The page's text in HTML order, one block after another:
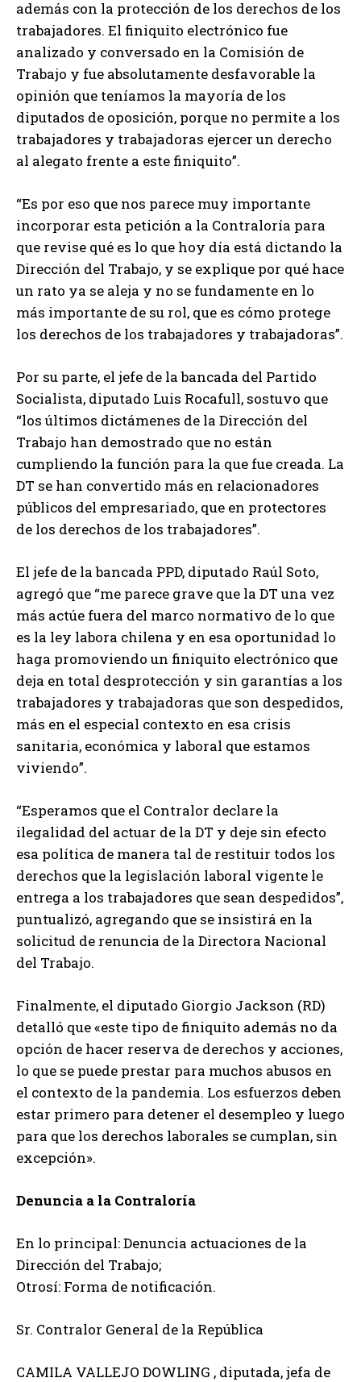
además con la protección de los derechos de los
trabajadores. El finiquito electrónico fue
analizado y conversado en la Comisión de
Trabajo y fue absolutamente desfavorable la
opinión que teníamos la mayoría de los
diputados de oposición, porque no permite a los
trabajadores y trabajadoras ejercer un derecho
al alegato frente a este finiquito”.
“Es por eso que nos parece muy importante
incorporar esta petición a la Contraloría para
que revise qué es lo que hoy día está dictando la
Dirección del Trabajo, y se explique por qué hace
un rato ya se aleja y no se fundamente en lo
más importante de su rol, que es cómo protege
los derechos de los trabajadores y trabajadoras”.
Por su parte, el jefe de la bancada del Partido
Socialista, diputado Luis Rocafull, sostuvo que
“los últimos dictámenes de la Dirección del
Trabajo han demostrado que no están
cumpliendo la función para la que fue creada. La
DT se han convertido más en relacionadores
públicos del empresariado, que en protectores
de los derechos de los trabajadores”.
El jefe de la bancada PPD, diputado Raúl Soto,
agregó que “me parece grave que la DT una vez
más actúe fuera del marco normativo de lo que
es la ley labora chilena y en esa oportunidad lo
haga promoviendo un finiquito electrónico que
deja en total desprotección y sin garantías a los
trabajadores y trabajadoras que son despedidos,
más en el especial contexto en esa crisis
sanitaria, económica y laboral que estamos
viviendo”.
“Esperamos que el Contralor declare la
ilegalidad del actuar de la DT y deje sin efecto
esa política de manera tal de restituir todos los
derechos que la legislación laboral vigente le
entrega a los trabajadores que sean despedidos”,
puntualizó, agregando que se insistirá en la
solicitud de renuncia de la Directora Nacional
del Trabajo.
Finalmente, el diputado Giorgio Jackson (RD)
detalló que «este tipo de finiquito además no da
opción de hacer reserva de derechos y acciones,
lo que se puede prestar para muchos abusos en
el contexto de la pandemia. Los esfuerzos deben
estar primero para detener el desempleo y luego
para que los derechos laborales se cumplan, sin
excepción».
Denuncia a la Contraloría
En lo principal: Denuncia actuaciones de la
Dirección del Trabajo;
Otrosí: Forma de notificación.
Sr. Contralor General de la República
CAMILA VALLEJO DOWLING , diputada, jefa de